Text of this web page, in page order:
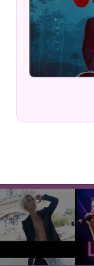
Posted